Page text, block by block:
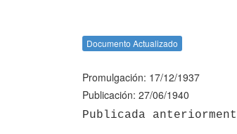
Documento Actualizado
Promulgación: 17/12/1937
Publicación: 27/06/1940